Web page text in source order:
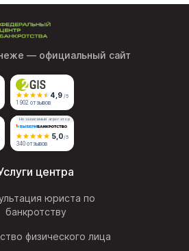
— официальный сайт
4,9 /5
1 902 отзывов
Независимый агрегатор
5,0/5
340 отзывов
центра
юриста по
банкротству
физического лица